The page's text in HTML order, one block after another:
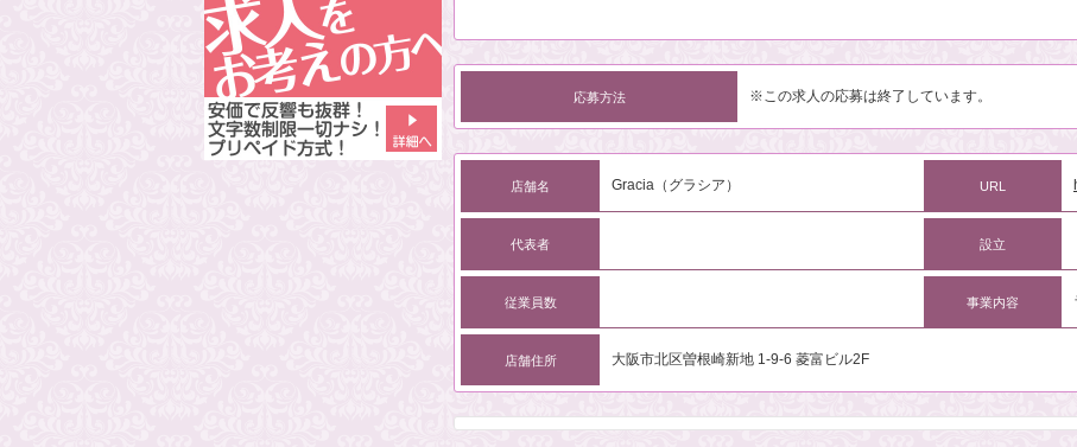
応募方法 ※この求人の応募は終了しています。
店舗名 Gracia（グラシア） URL
代表者 設立
従業員数 事業内容
店舗住所 大阪市北区曽根崎新地 1-9-6 菱富ビル2F